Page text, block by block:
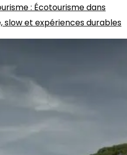
: Écotourisme dans
slow et expériences durables